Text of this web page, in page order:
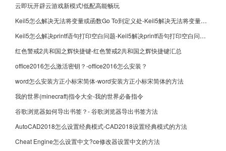
云即玩开辟云游戏新模式!低配高能畅玩
Keil5怎么解决无法将变量或函数Go To到定义处-Keil5解决无法将变量或函数Go To到定义处的方法
Keil5怎么解决printf语句打印空白问题-Keil5解决printf语句打印空白问题的方法
红色警戒2共和国之辉快捷键-红色警戒2共和国之辉快捷键汇总
office2016怎么激活密钥？-office2016怎么安装？
word怎么安装方正小标宋简体-word安装方正小标宋简体的方法
我的世界(minecraft)指令大全-我的世界必备指令
谷歌浏览器如何导出书签？- 谷歌浏览器导出书签方法
AutoCAD2018怎么设置经典模式-CAD2018设置经典模式的方法
Cheat Engine怎么设置中文?ce修改器设置中文的方法